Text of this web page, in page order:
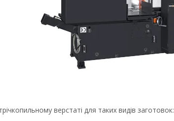
верстаті для таких видів заготовок: